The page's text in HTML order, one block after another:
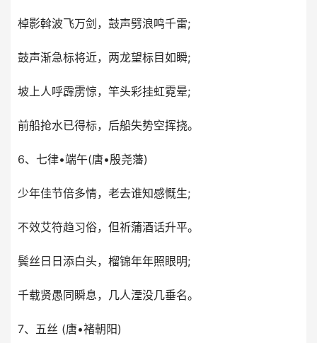
棹影斡波飞万剑，鼓声劈浪鸣千雷;
鼓声渐急标将近，两龙望标目如瞬;
坡上人呼霹雳惊，竿头彩挂虹霓晕;
前船抢水已得标，后船失势空挥挠。
6、七律•端午(唐•殷尧藩)
少年佳节倍多情，老去谁知感慨生;
不效艾符趋习俗，但祈蒲酒话升平。
鬓丝日日添白头，榴锦年年照眼明;
千载贤愚同瞬息，几人湮没几垂名。
7、五丝 (唐•褚朝阳)